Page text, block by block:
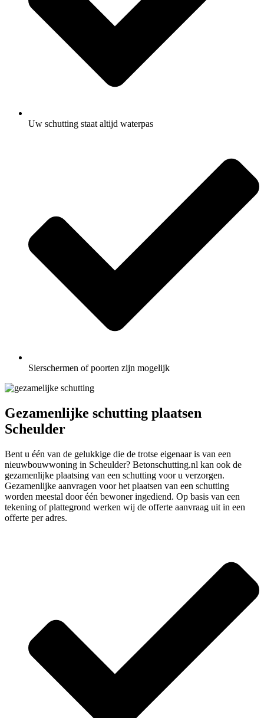
Uw schutting staat altijd waterpas
Sierschermen of poorten zijn mogelijk
Gezamenlijke schutting plaatsen
Scheulder
Bent u één van de gelukkige die de trotse eigenaar is van een
nieuwbouwwoning in Scheulder? Betonschutting.nl kan ook de
gezamenlijke plaatsing van een schutting voor u verzorgen.
Gezamenlijke aanvragen voor het plaatsen van een schutting
worden meestal door één bewoner ingediend. Op basis van een
tekening of plattegrond werken wij de offerte aanvraag uit in een
offerte per adres.